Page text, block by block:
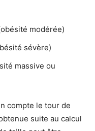
modérée)
sévère)
massive ou
compte le tour de
suite au calcul